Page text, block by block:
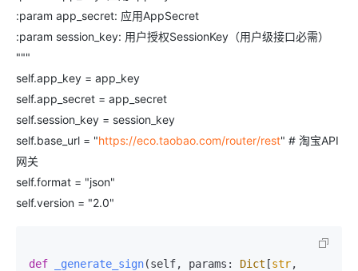
:param app_secret: 应用AppSecret
:param session_key: 用户授权SessionKey（用户级接口必需）
"""
self.app_key = app_key
self.app_secret = app_secret
self.session_key = session_key
self.base_url = "https://eco.taobao.com/router/rest" # 淘宝API
网关
self.format = "json"
self.version = "2.0"
def _generate_sign(self, params: Dict [str